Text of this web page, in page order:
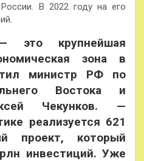
В 2022 году на его
это крупнейшая
зона в
министр РФ по
Востока и
Чекунков. —
реализуется 621
проект, который
инвестиций. Уже